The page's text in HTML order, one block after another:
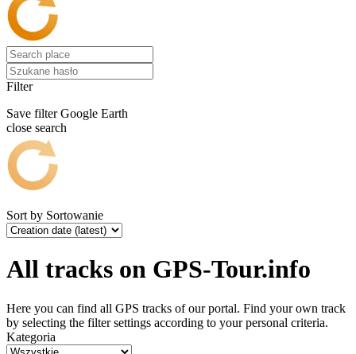
Filter
Save filter Google Earth
close search
Sort by Sortowanie
All tracks on GPS-Tour.info
Here you can find all GPS tracks of our portal. Find your own track
by selecting the filter settings according to your personal criteria.
Kategoria